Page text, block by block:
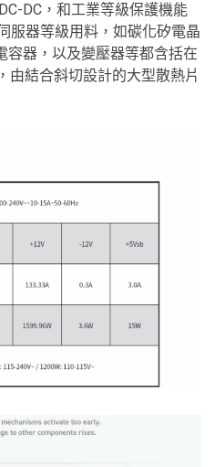
DC，和工業等級保護機能
服器等級用料，如碳化矽電晶
器，以及變壓器等都含括在
由結合斜切設計的大型散熱片